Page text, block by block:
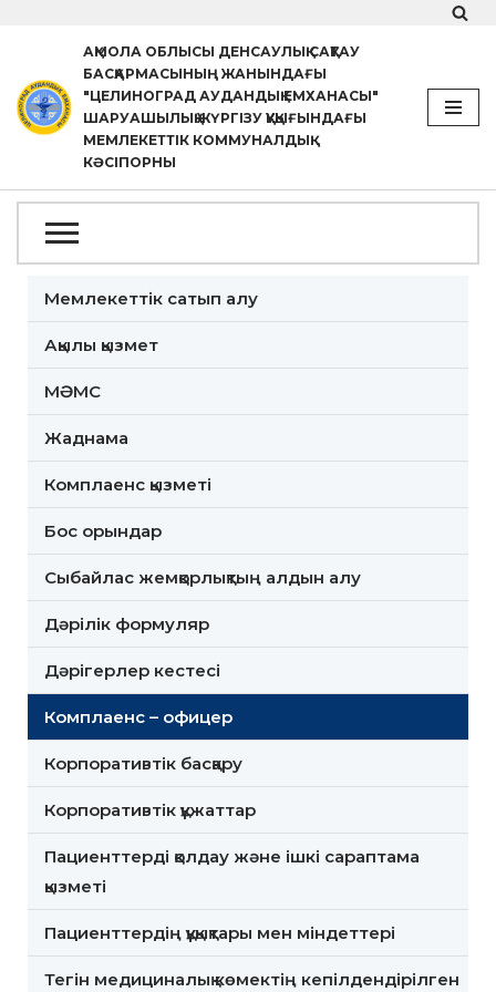
to
content
АҚМОЛА ОБЛЫСЫ ДЕНСАУЛЫҚ САҚТАУ
БАСҚАРМАСЫНЫҢ ЖАНЫНДАҒЫ
"ЦЕЛИНОГРАД АУДАНДЫҚ ЕМХАНАСЫ"
ШАРУАШЫЛЫҚ ЖҮРГІЗУ ҚҰҚЫҒЫНДАҒЫ
МЕМЛЕКЕТТІК КОММУНАЛДЫҚ
КӘСІПОРНЫ
Мемлекеттік сатып алу
Ақылы қызмет
МӘМС
Жаднама
Комплаенс қызметі
Бос орындар
Сыбайлас жемқорлықтың алдын алу
Дәрілік формуляр
Дәрігерлер кестесі
Комплаенс – офицер
Корпоративтік басқару
Корпоративтік құжаттар
Пациенттерді қолдау және ішкі сараптама
қызметі
Пациенттердің құқықтары мен міндеттері
Тегін медициналық көмектің кепілдендірілген